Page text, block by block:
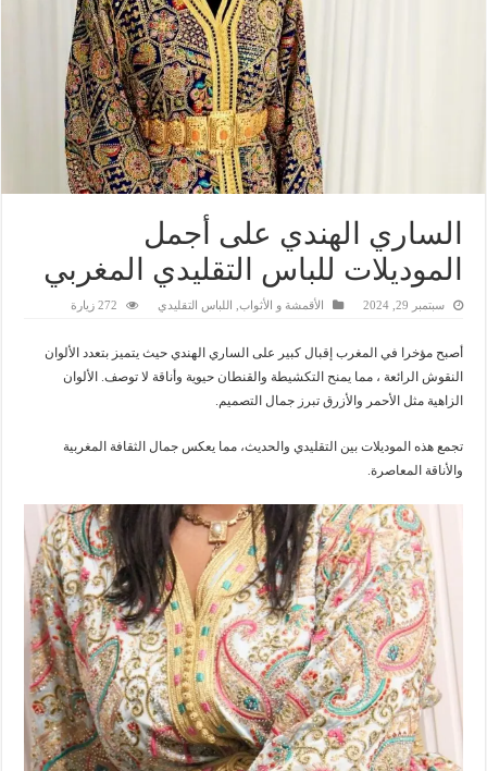
الساري الهندي على أجمل
الموديلات للباس التقليدي المغربي
سبتمبر 29, 2024 الأقمشة و الأثواب, اللباس التقليدي 272 زيارة
أصبح مؤخرا في المغرب إقبال كبير على الساري الهندي حيث يتميز بتعدد الألوان
النقوش الرائعة ، مما يمنح التكشيطة والقنطان حيوية وأناقة لا توصف. الألوان
الزاهية مثل الأحمر والأزرق تبرز جمال التصميم.
تجمع هذه الموديلات بين التقليدي والحديث، مما يعكس جمال الثقافة المغربية
والأناقة المعاصرة.